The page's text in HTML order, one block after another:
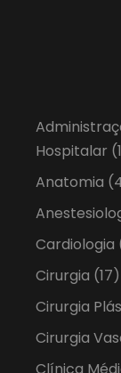
Hospitalar
Anatomia
Cardiologia
Cirurgia (17)
Cirurgia
Cirurgia
Clínica